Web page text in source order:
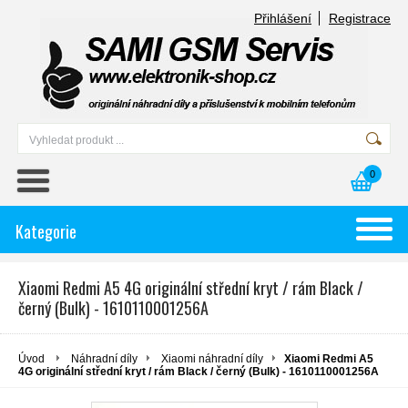
Přihlášení Registrace
0
Kategorie
Xiaomi Redmi A5 4G originální střední kryt / rám Black /
černý (Bulk) - 1610110001256A
Úvod Náhradní díly Xiaomi náhradní díly
Xiaomi Redmi A5
4G originální střední kryt / rám Black / černý (Bulk) - 1610110001256A